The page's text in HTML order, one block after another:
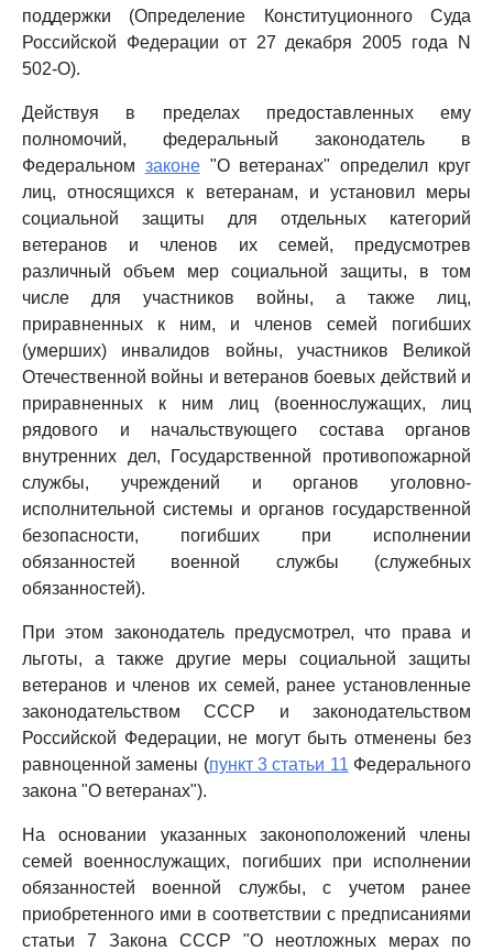
поддержки (Определение Конституционного Суда
Российской Федерации от 27 декабря 2005 года N
502-О).
Действуя в пределах предоставленных ему
полномочий, федеральный законодатель в
Федеральном законе"О ветеранах" определил круг
лиц, относящихся к ветеранам, и установил меры
социальной защиты для отдельных категорий
ветеранов и членов их семей, предусмотрев
различный объем мер социальной защиты, в том
числе для участников войны, а также лиц,
приравненных к ним, и членов семей погибших
(умерших) инвалидов войны, участников Великой
Отечественной войны и ветеранов боевых действий и
приравненных к ним лиц (военнослужащих, лиц
рядового и начальствующего состава органов
внутренних дел, Государственной противопожарной
службы, учреждений и органов уголовно-
исполнительной системы и органов государственной
безопасности, погибших при исполнении
обязанностей военной службы (служебных
обязанностей).
При этом законодатель предусмотрел, что права и
льготы, а также другие меры социальной защиты
ветеранов и членов их семей, ранее установленные
законодательством СССР и законодательством
Российской Федерации, не могут быть отменены без
равноценной замены (пункт 3 статьи 11 Федерального
закона "О ветеранах").
На основании указанных законоположений члены
семей военнослужащих, погибших при исполнении
обязанностей военной службы, с учетом ранее
приобретенного ими в соответствии с предписаниями
статьи 7 Закона СССР "О неотложных мерах по